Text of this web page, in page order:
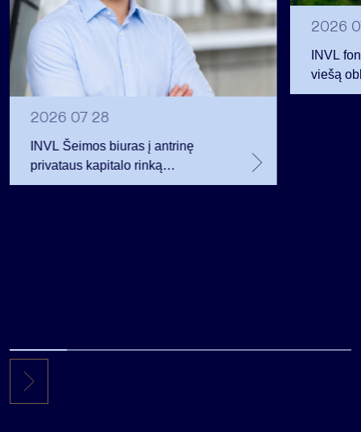
2026 07 28
INVL Šeimos biuras į antrinę
privataus kapitalo rinką
investuojantį fondą pritraukė 17,4
2026
INVL
viešą
12 mln.